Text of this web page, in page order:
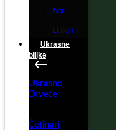
Nar
Limun
Ukrasne
biljke
Ukrasno
Drveće
Četinari